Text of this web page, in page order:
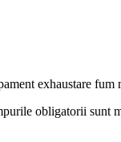
exhaustare
obligatorii sunt